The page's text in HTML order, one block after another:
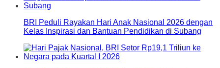
BRI Peduli Rayakan Hari Anak Nasional 2026 dengan
Kelas Inspirasi dan Bantuan Pendidikan di Subang